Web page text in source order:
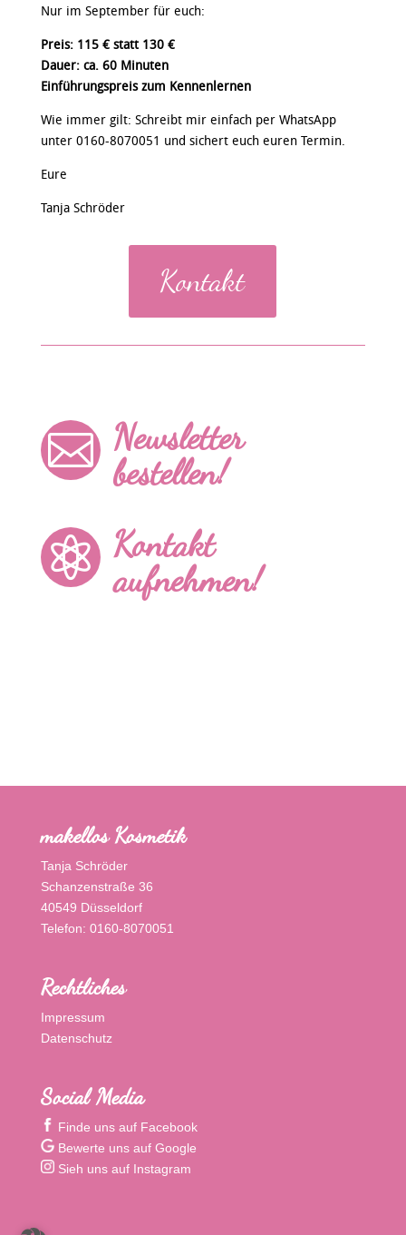
Nur im September für euch:
Preis: 115 € statt 130 €
Dauer: ca. 60 Minuten
Einführungspreis zum Kennenlernen
Wie immer gilt: Schreibt mir einfach per WhatsApp
unter 0160-8070051 und sichert euch euren Termin.
Eure
Tanja Schröder
Kontakt
 Newsletter
bestellen!
 Kontakt
aufnehmen!
makellos Kosmetik
Tanja Schröder
Schanzenstraße 36
40549 Düsseldorf
Telefon: 0160-8070051
Rechtliches
Impressum
Datenschutz
Social Media
Finde uns auf Facebook
Bewerte uns auf Google
Sieh uns auf Instagram